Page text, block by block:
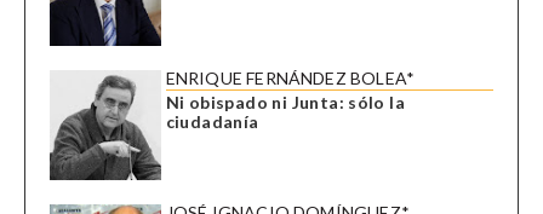
ENRIQUE FERNÁNDEZ BOLEA*
Ni obispado ni Junta: sólo la
ciudadanía